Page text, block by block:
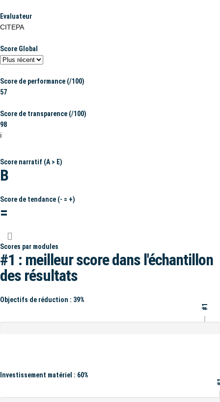
Evaluateur
CITEPA
Score Global
Score de performance (/100)
57
Score de transparence (/100)
98
ℹ️
Score narratif (A > E)
B
Score de tendance (- = +)
=
Scores par modules
#1 : meilleur score dans l'échantillon
des résultats
Objectifs de réduction : 39%
#1
Investissement matériel : 60%